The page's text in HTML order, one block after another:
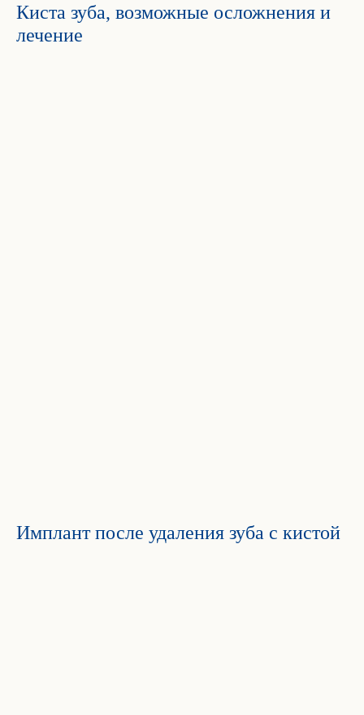
Киста зуба, возможные осложнения и
лечение
Имплант после удаления зуба с кистой